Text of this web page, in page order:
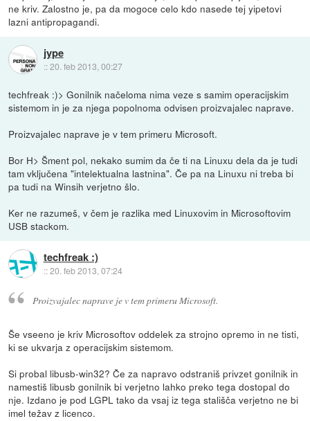
ne kriv. Zalostno je, pa da mogoce celo kdo nasede tej yipetovi
lazni antipropagandi.
jype
::20. feb 2013, 00:27
techfreak :)> Gonilnik načeloma nima veze s samim operacijskim
sistemom in je za njega popolnoma odvisen proizvajalec naprave.
Proizvajalec naprave je v tem primeru Microsoft.
Bor H> Šment pol, nekako sumim da če ti na Linuxu dela da je tudi
tam vključena "intelektualna lastnina". Če pa na Linuxu ni treba bi
pa tudi na Winsih verjetno šlo.
Ker ne razumeš, v čem je razlika med Linuxovim in Microsoftovim
USB stackom.
techfreak :)
::20. feb 2013, 07:24
Proizvajalec naprave je v tem primeru Microsoft.
Še vseeno je kriv Microsoftov oddelek za strojno opremo in ne tisti,
ki se ukvarja z operacijskim sistemom.
Si probal libusb-win32? Če za napravo odstraniš privzet gonilnik in
namestiš libusb gonilnik bi verjetno lahko preko tega dostopal do
nje. Izdano je pod LGPL tako da vsaj iz tega stališča verjetno ne bi
imel težav z licenco.